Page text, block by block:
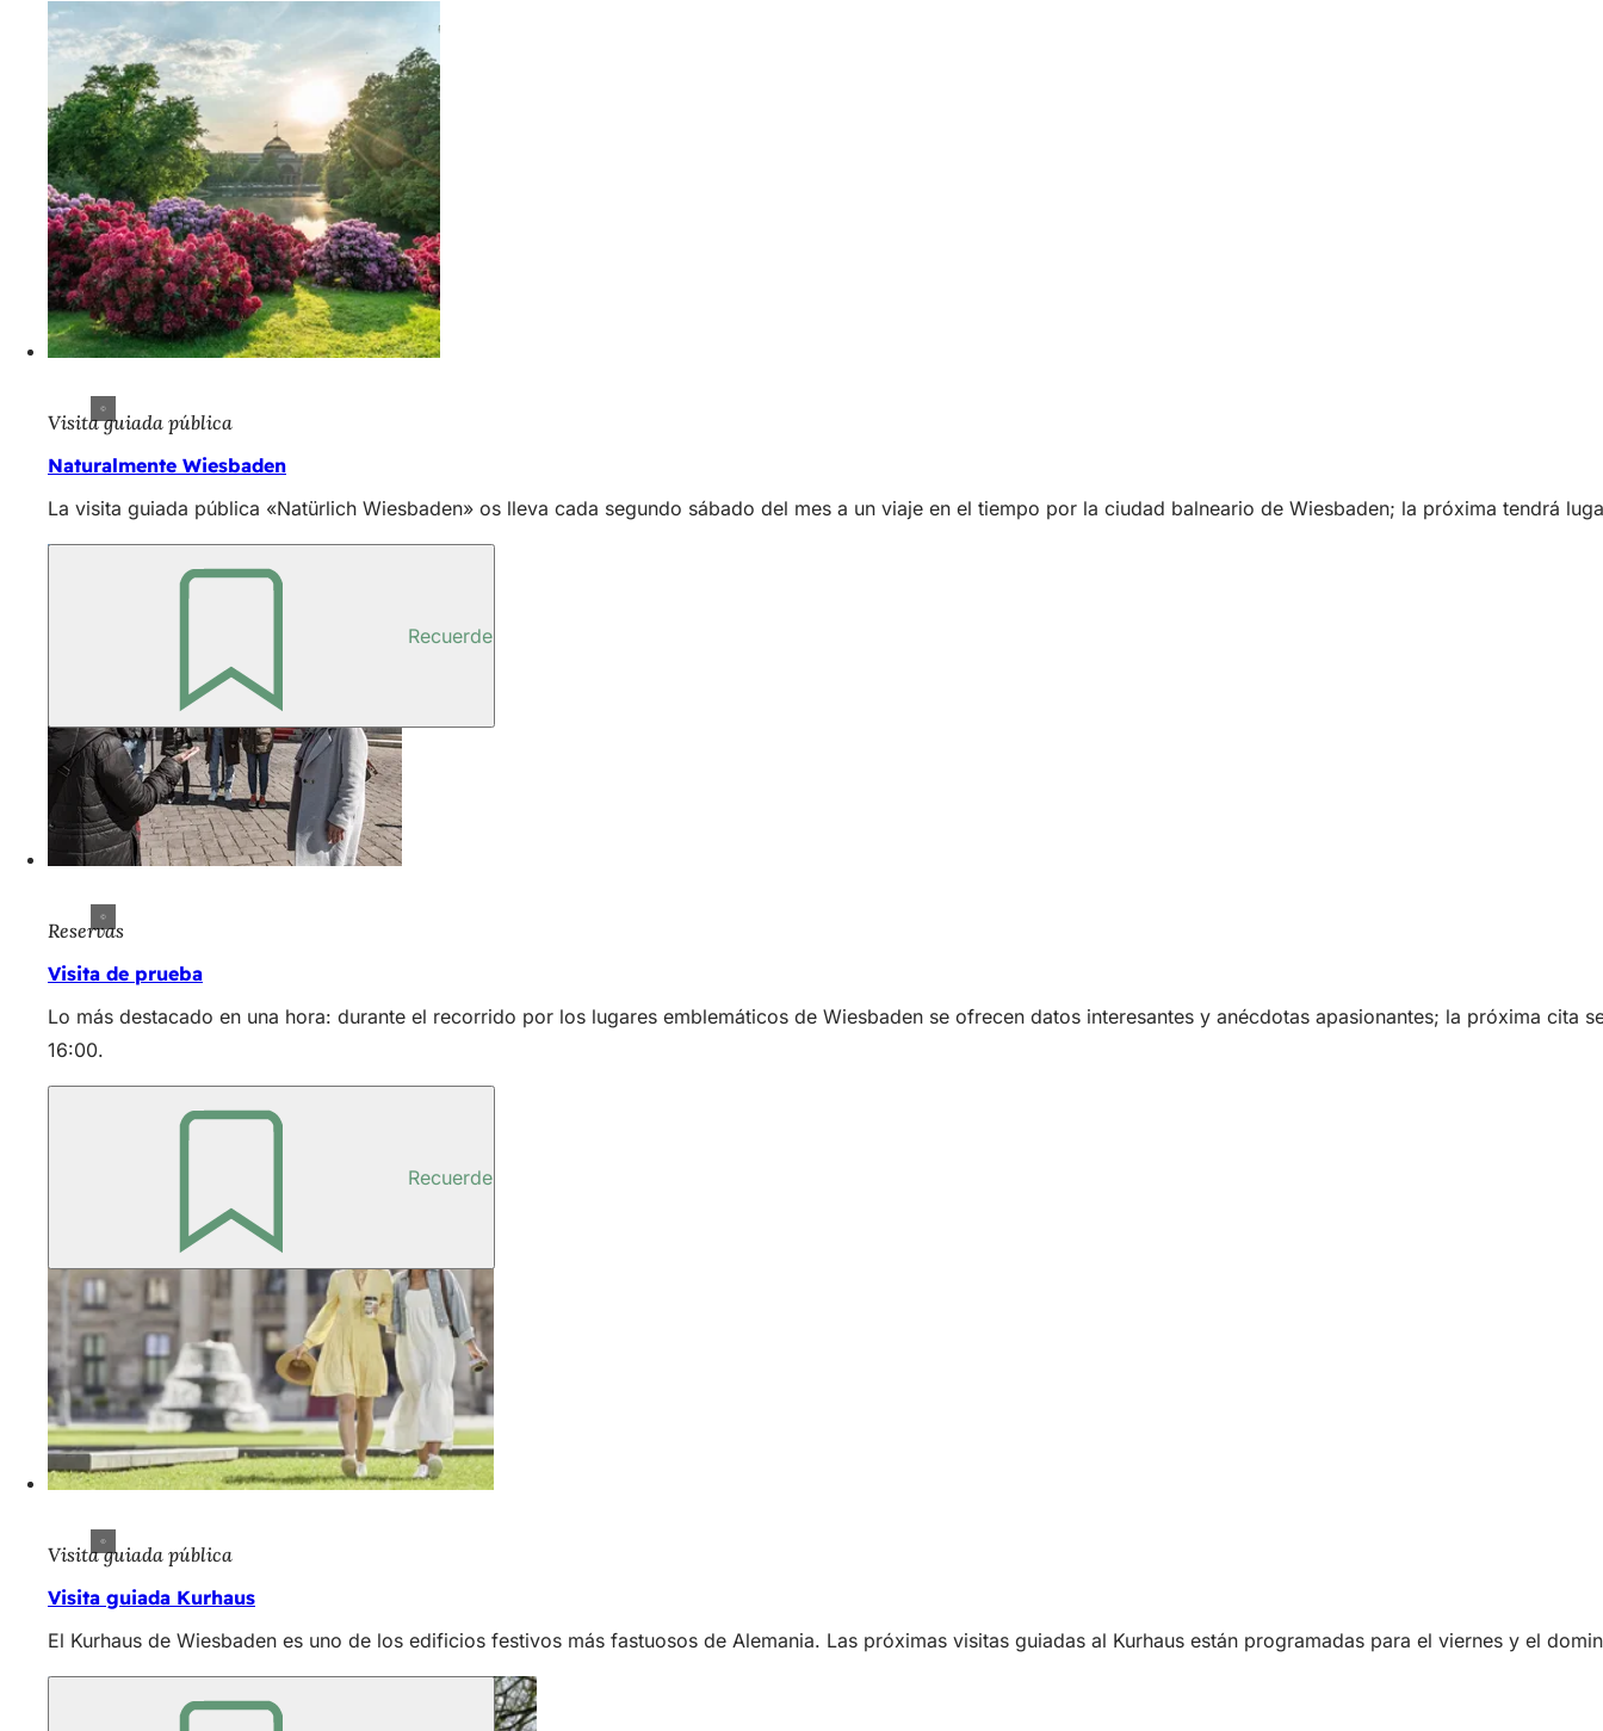
Visita guiada pública
Naturalmente Wiesbaden
La visita guiada pública «Natürlich Wiesbaden» os lleva cada segundo sábado del mes a un viaje en el tiempo por la ciudad balneario de Wiesbaden; la próxima tendrá
Recuerde
Reservas
Visita de prueba
Lo más destacado en una hora: durante el recorrido por los lugares emblemáticos de Wiesbaden se ofrecen datos interesantes y anécdotas apasionantes; la próxima cita
16:00.
Recuerde
Visita guiada pública
Visita guiada Kurhaus
El Kurhaus de Wiesbaden es uno de los edificios festivos más fastuosos de Alemania. Las próximas visitas guiadas al Kurhaus están programadas para el viernes y el